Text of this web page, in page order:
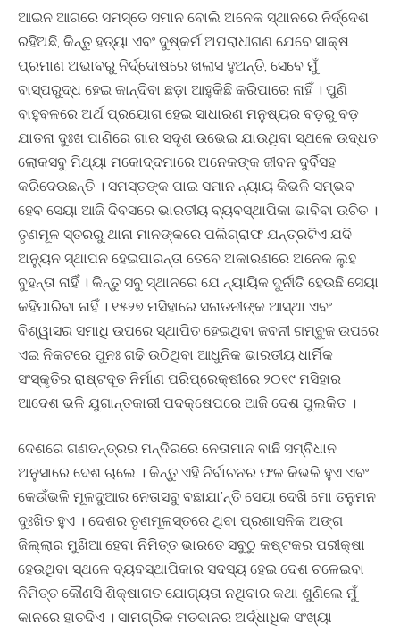
ଆଇନ ଆଗରେ ସମସ୍ତେ ସମାନ ବୋଲି ଅନେକ ସ୍ଥାନରେ ନିର୍ଦ୍ଦେଶ
ରହିଅଛି, କିନ୍ତୁ ହତ୍ୟା ଏବଂ ଦୁଷ୍କର୍ମ ଅପରାଧୀଗଣ ଯେବେ ସାକ୍ଷ
ପ୍ରମାଣ ଅଭାବରୁ ନିର୍ଦ୍ଦୋଷରେ ଖଲାସ ହୁଅନ୍ତି, ସେବେ ମୁଁ
ବାସ୍ପରୁଦ୍ଧ ହେଇ କାନ୍ଦିବା ଛଡ଼ା ଆହୁକିଛି କରିପାରେ ନାହିଁ । ପୁଣି
ବାହୁବଳରେ ଅର୍ଥ ପ୍ରୟୋଗ ହେଇ ସାଧାରଣ ମନୁଷ୍ୟର ବଡ଼ରୁ ବଡ଼
ଯାତନା ଦୁଃଖ ପାଣିରେ ଗାର ସଦୃଶ ଉଭେଇ ଯାଉଥିବା ସ୍ଥଳେ ଉଦ୍ଧତ
ଲୋକସବୁ ମିଥ୍ୟା ମକୋଦ୍ଦମାରେ ଅନେକଙ୍କ ଜୀବନ ଦୁର୍ବିସହ
କରିଦେଉଛନ୍ତି । ସମସ୍ତଙ୍କ ପାଇ ସମାନ ନ୍ୟାୟ କିଭଳି ସମ୍ଭବ
ହେବ ସେୟା ଆଜି ଦିବସରେ ଭାରତୀୟ ବ୍ୟବସ୍ଥାପିକା ଭାବିବା ଉଚିତ ।
ତୃଣମୂଳ ସ୍ତରରୁ ଥାନା ମାନଙ୍କରେ ପଲିଗ୍ରାଫ ଯନ୍ତ୍ରଟିଏ ଯଦି
ଅନ୍ୟୁନ ସ୍ଥାପନ ହେଇପାରନ୍ତା ତେବେ ଅକାରଣରେ ଅନେକ ଲୁହ
ବୁହନ୍ତା ନାହିଁ । କିନ୍ତୁ ସବୁ ସ୍ଥାନରେ ଯେ ନ୍ୟାୟିକ ଦୁର୍ନୀତି ହେଉଛି ସେୟା
କହିପାରିବା ନାହିଁ । ୧୫୨୭ ମସିହାରେ ସନାତନୀଙ୍କ ଆସ୍ଥା ଏବଂ
ବିଶ୍ୱାସର ସମାଧି ଉପରେ ସ୍ଥାପିତ ହେଇଥିବା ଜବନୀ ଗମ୍ବୁଜ ଉପରେ
ଏଇ ନିକଟରେ ପୁନଃ ଗଢି ଉଠିଥିବା ଆଧୁନିକ ଭାରତୀୟ ଧାର୍ମିକ
ସଂସ୍କୃତିର ରାଷ୍ଟଦୂତ ନିର୍ମାଣ ପରିପ୍ରେକ୍ଷୀରେ ୨୦୧୯ ମସିହାର
ଆଦେଶ ଭଳି ଯୁଗାନ୍ତକାରୀ ପଦକ୍ଷେପରେ ଆଜି ଦେଶ ପୁଲକିତ ।
ଦେଶରେ ଗଣତନ୍ତ୍ରର ମନ୍ଦିରରେ ନେତାମାନ ବାଛି ସମ୍ବିଧାନ
ଅନୁସାରେ ଦେଶ ଚାଲେ । କିନ୍ତୁ ଏହି ନିର୍ବାଚନର ଫଳ କିଭଳି ହୁଏ ଏବଂ
କେଉଁଭଳି ମୂଳଦୁଆର ନେତାସବୁ ବଛାଯା’ନ୍ତି ସେୟା ଦେଖି ମୋ ତନୁମନ
ଦୁଃଖିତ ହୁଏ । ଦେଶର ତୃଣମୂଳସ୍ତରେ ଥିବା ପ୍ରଶାସନିକ ଅଙ୍ଗ
ଜିଲ୍ଲାର ମୁଖିଆ ହେବା ନିମିତ୍ତ ଭାରତେ ସବୁଠୁ କଷ୍ଟକର ପରୀକ୍ଷା
ହେଉଥିବା ସ୍ଥଳେ ବ୍ୟବସ୍ଥାପିକାର ସଦସ୍ୟ ହେଇ ଦେଶ ଚଳେଇବା
ନିମିତ୍ତ କୌଣସି ଶିକ୍ଷାଗତ ଯୋଗ୍ୟତା ନଥିବାର କଥା ଶୁଣିଲେ ମୁଁ
କାନରେ ହାତଦିଏ । ସାମଗ୍ରିକ ମତଦାନର ଅର୍ଦ୍ଧାଧିକ ସଂଖ୍ୟା